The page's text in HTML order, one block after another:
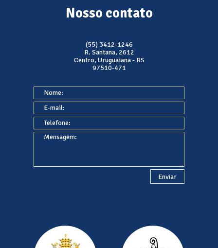
Nosso contato
(55) 3412-1246
R. Santana, 2612
Centro, Uruguaiana - RS
97510-471